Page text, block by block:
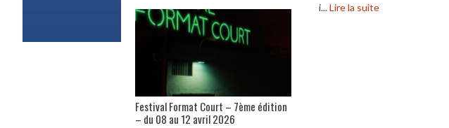
i...Lire la suite
Festival Format Court – 7ème édition
– du 08 au 12 avril 2026